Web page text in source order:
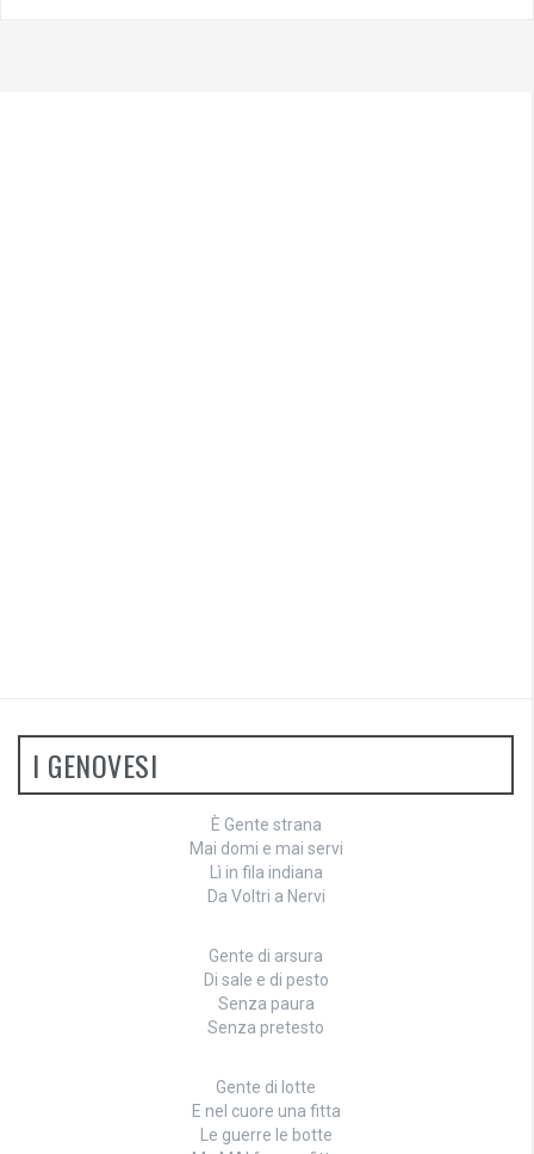
I GENOVESI
È Gente strana
Mai domi e mai servi
Lì in fila indiana
Da Voltri a Nervi
Gente di arsura
Di sale e di pesto
Senza paura
Senza pretesto
Gente di lotte
E nel cuore una fitta
Le guerre le botte